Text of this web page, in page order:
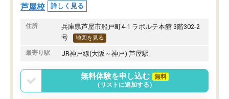
芦屋校 詳しく見る
住所
兵庫県芦屋市船戸町4-1 ラポルテ本館 3階302-2
号
地図を見る
最寄り駅 JR神戸線(大阪～神戸) 芦屋駅
無料体験を申し込む
無料
（リストに追加する）